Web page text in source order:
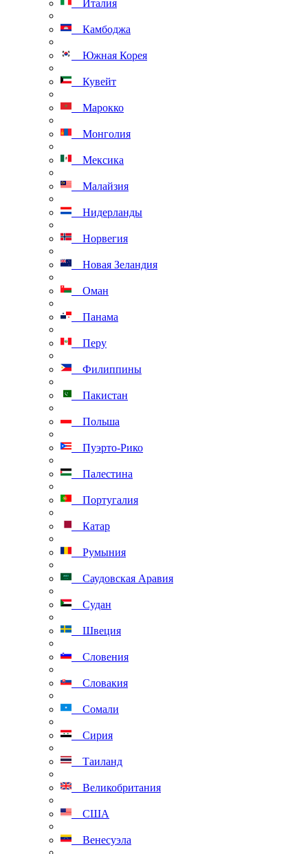
Италия
Камбоджа
Южная Корея
Кувейт
Марокко
Монголия
Мексика
Малайзия
Нидерланды
Норвегия
Новая Зеландия
Оман
Панама
Перу
Филиппины
Пакистан
Польша
Пуэрто-Рико
Палестина
Португалия
Катар
Румыния
Саудовская Аравия
Судан
Швеция
Словения
Словакия
Сомали
Сирия
Таиланд
Великобритания
США
Венесуэла